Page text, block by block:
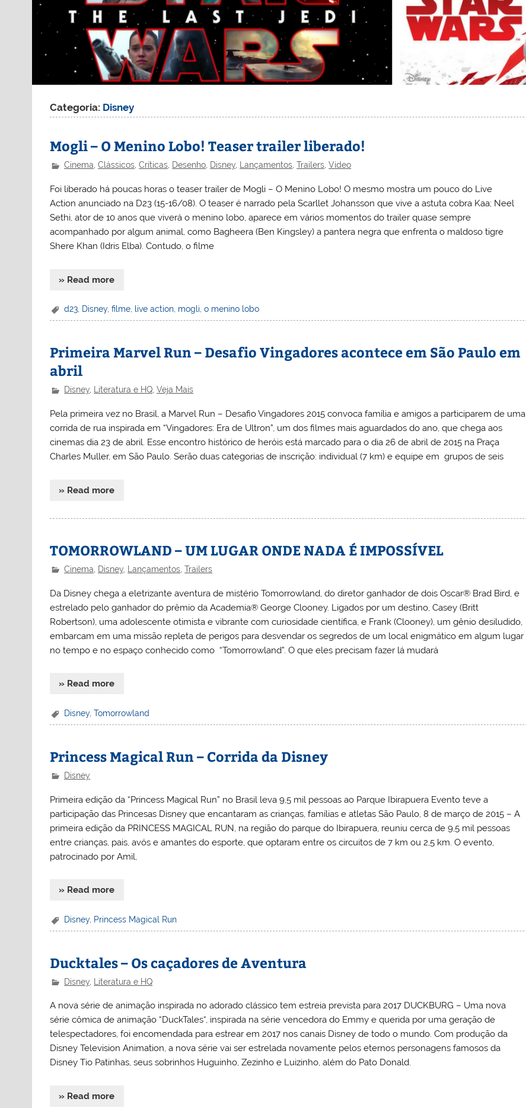
Categoria: Disney
Mogli – O Menino Lobo! Teaser trailer liberado!
Cinema ,Clássicos ,Críticas Desenho Disney Lançamentos ,Trailers ,Vídeo
Foi liberado há poucas horas o teaser trailer de Mogli – O Menino Lobo! O mesmo mostra um pouco do Live
Action anunciado na D23 (15-16/08). O teaser é narrado pela Scarllet Johansson que vive a astuta cobra Kaa; Neel
Sethi, ator de 10 anos que viverá o menino lobo, aparece em vários momentos do trailer quase sempre
acompanhado por algum animal, como Bagheera (Ben Kingsley) a pantera negra que enfrenta o maldoso tigre
Shere Khan (Idris Elba). Contudo, o filme
» Read more
d23 Disney,filme live action mogli ,o menino lobo
Primeira Marvel Run – Desafio Vingadores acontece em São Paulo em
abril
Disney Literatura e HQ ,Veja Mais
Pela primeira vez no Brasil, a Marvel Run – Desafio Vingadores 2015 convoca família e amigos a participarem de uma
corrida de rua inspirada em “Vingadores: Era de Ultron”, um dos filmes mais aguardados do ano, que chega aos
cinemas dia 23 de abril. Esse encontro histórico de heróis está marcado para o dia 26 de abril de 2015 na Praça
Charles Muller, em São Paulo. Serão duas categorias de inscrição: individual (7 km) e equipe em grupos de seis
» Read more
TOMORROWLAND – UM LUGAR ONDE NADA É IMPOSSÍVEL
Cinema Disney Lançamentos ,Trailers
Da Disney chega a eletrizante aventura de mistério Tomorrowland, do diretor ganhador de dois Oscar® Brad Bird, e
estrelado pelo ganhador do prêmio da Academia® George Clooney. Ligados por um destino, Casey (Britt
Robertson), uma adolescente otimista e vibrante com curiosidade científica, e Frank (Clooney), um gênio desiludido,
embarcam em uma missão repleta de perigos para desvendar os segredos de um local enigmático em algum lugar
no tempo e no espaço conhecido como “Tomorrowland”. O que eles precisam fazer lá mudará
» Read more
Disney,Tomorrowland
Princess Magical Run – Corrida da Disney
Disney
Primeira edição da “Princess Magical Run” no Brasil leva 9,5 mil pessoas ao Parque Ibirapuera Evento teve a
participação das Princesas Disney que encantaram as crianças, famílias e atletas São Paulo, 8 de março de 2015 – A
primeira edição da PRINCESS MAGICAL RUN, na região do parque do Ibirapuera, reuniu cerca de 9,5 mil pessoas
entre crianças, pais, avós e amantes do esporte, que optaram entre os circuitos de 7 km ou 2,5 km. O evento,
patrocinado por Amil,
» Read more
Disney, Princess Magical Run
Ducktales – Os caçadores de Aventura
Disney Literatura e HQ
A nova série de animação inspirada no adorado clássico tem estreia prevista para 2017 DUCKBURG – Uma nova
série cômica de animação “DuckTales“, inspirada na série vencedora do Emmy e querida por uma geração de
telespectadores, foi encomendada para estrear em 2017 nos canais Disney de todo o mundo. Com produção da
Disney Television Animation, a nova série vai ser estrelada novamente pelos eternos personagens famosos da
Disney Tio Patinhas, seus sobrinhos Huguinho, Zezinho e Luizinho, além do Pato Donald.
» Read more